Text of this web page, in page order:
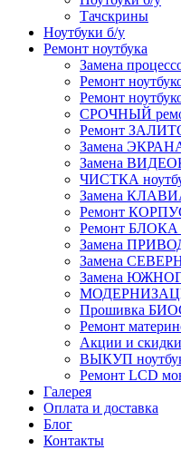
Тачскрины
Ноутбуки б/у
Ремонт ноутбука
Замена
Ремонт
Ремонт
СРОЧНЫЙ
Ремонт
Замена ЭКРАНА
Замена
ЧИСТКА
Замена
Ремонт
Ремонт
Замена
Замена
Замена
Прошивка
Ремонт
Акции и скидки
ВЫКУП
Ремонт LCD
Галерея
Оплата и доставка
Блог
Контакты